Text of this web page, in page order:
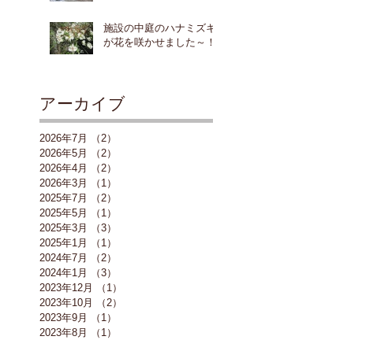
施設の中庭のハナミズキ
が花を咲かせました～！
アーカイブ
2026年7月 （2）
2026年5月
（2）
2026年4月
（2）
2026年3月
（1）
2025年7月
（2）
2025年5月
（1）
2025年3月
（3）
2025年1月
（1）
2024年7月
（2）
2024年1月
（3）
2023年12月
（1）
2023年10月
（2）
2023年9月
（1）
2023年8月
（1）